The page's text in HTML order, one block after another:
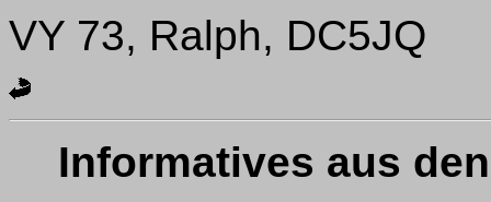
VY 73, Ralph, DC5JQ
Informatives aus